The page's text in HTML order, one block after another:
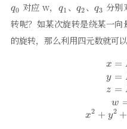
q_{0}
q0 对应 w， q_{1}
q1 、 q_{2}
q2、q_{3}
q3 分别
转呢？如某次旋转是绕某一向
的旋转，那么利用四元数就可
x =
y =
z =
w
x2 + y2 +